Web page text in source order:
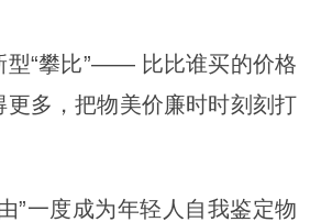
型“攀比”—— 比比谁买的价格
更多，把物美价廉时时刻刻打
”一度成为年轻人自我鉴定物